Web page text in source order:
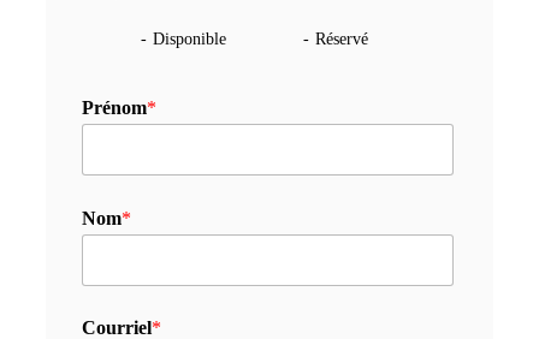
- Disponible - Réservé
Prénom*
Nom*
Courriel*